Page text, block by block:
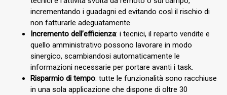
incrementando i guadagni ed evitando così il rischio di
non fatturarle adeguatamente.
Incremento dell’efficienza: i tecnici, il reparto vendite e
quello amministrativo possono lavorare in modo
sinergico, scambiandosi automaticamente le
informazioni necessarie per portare avanti i task.
Risparmio di tempo: tutte le funzionalità sono racchiuse
in una sola applicazione che dispone di oltre 30